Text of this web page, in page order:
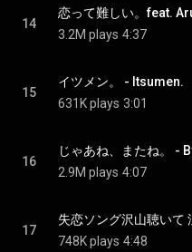
14
3.2M plays 4:37
15
イツメン。 - Itsumen.
631K plays 3:01
16
じゃあね、またね。 -
2.9M plays 4:07
17
748K plays 4:48